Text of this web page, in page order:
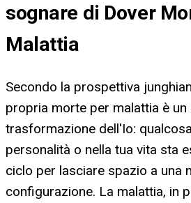
sognare di Dover
Malattia
Secondo la prospettiva
propria morte per malattia è
trasformazione dell'Io:
personalità o nella tua vita sta
ciclo per lasciare spazio a una
configurazione. La malattia, in